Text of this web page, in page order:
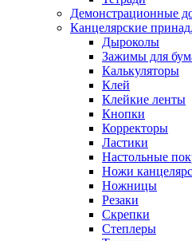
Демонстрационные
Канцелярские
Дыроколы
Зажимы для
Калькуляторы
Клей
Клейкие ленты
Кнопки
Корректоры
Ластики
Настольные
Ножи
Ножницы
Резаки
Скрепки
Степлеры